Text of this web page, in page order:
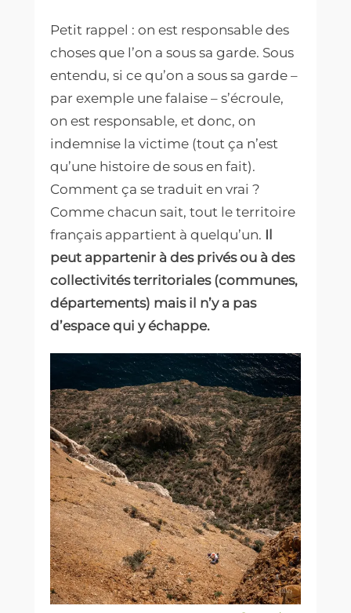
Petit rappel : on est responsable des
choses que l’on a sous sa garde. Sous
entendu, si ce qu’on a sous sa garde –
par exemple une falaise – s’écroule,
on est responsable, et donc, on
indemnise la victime (tout ça n’est
qu’une histoire de sous en fait).
Comment ça se traduit en vrai ?
Comme chacun sait, tout le territoire
français appartient à quelqu’un. Il
peut appartenir à des privés ou à des
collectivités territoriales (communes,
départements) mais il n’y a pas
d’espace qui y échappe.